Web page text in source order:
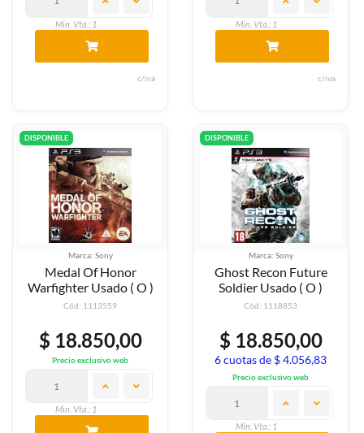
Min. Vta.: 1
c/iva
Min. Vta.: 1
c/iva
DISPONIBLE
Marca: Sony
Medal Of Honor
Warfighter Usado ( O )
Cód: 1113559
$ 18.850,00
Precio exclusivo web
Min. Vta.: 1
DISPONIBLE
Marca: Sony
Ghost Recon Future
Soldier Usado ( O )
Cód: 1118853
$ 18.850,00
6 cuotas de $ 4.056,83
Precio exclusivo web
Min. Vta.: 1